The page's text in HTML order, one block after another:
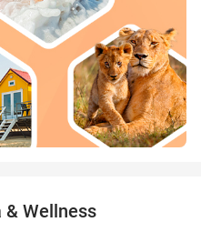
& Wellness